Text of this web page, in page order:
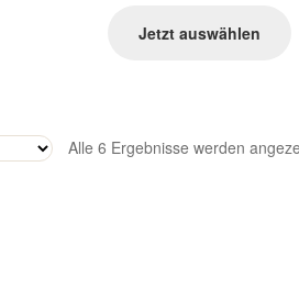
Jetzt auswählen
Alle 6 Ergebnisse werden